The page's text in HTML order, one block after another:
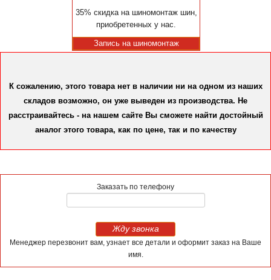
35% скидка на шиномонтаж шин,
приобретенных у нас.
Запись на шиномонтаж
К сожалению, этого товара нет в наличии ни на одном из наших
складов возможно, он уже выведен из производства. Не
расстраивайтесь - на нашем сайте Вы сможете найти достойный
аналог этого товара, как по цене, так и по качеству
Заказать по телефону
Жду звонка
Менеджер перезвонит вам, узнает все детали и оформит заказ на Ваше
имя.